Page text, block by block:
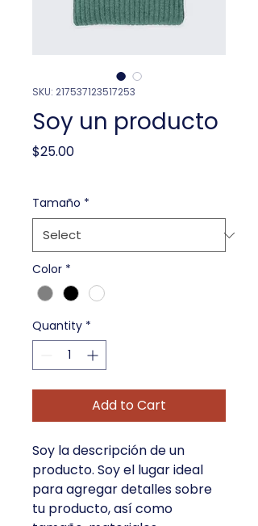
SKU: 217537123517253
Soy un producto
$25.00Price
Tamaño *
Color *
Quantity *
Add to Cart
Soy la descripción de un
producto. Soy el lugar ideal
para agregar detalles sobre
tu producto, así como